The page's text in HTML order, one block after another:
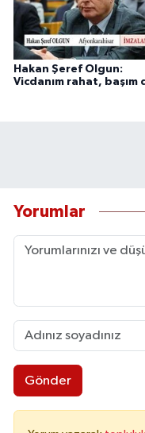
Hakan Şeref Olgun:
Vicdanım rahat, başım
Yorumlar
Gönder